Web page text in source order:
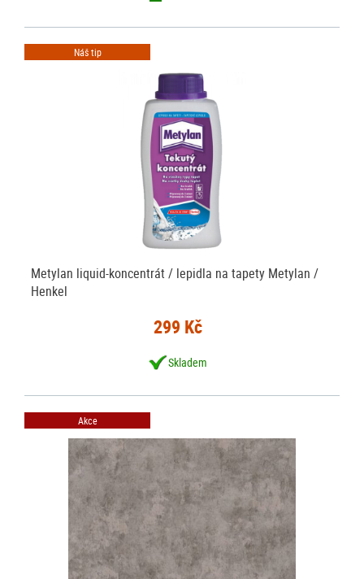
Náš tip
Metylan liquid-koncentrát / lepidla na tapety Metylan /
Henkel
299 Kč
Skladem
Akce